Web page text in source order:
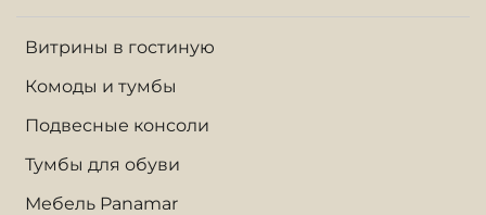
Витрины в гостиную
Комоды и тумбы
Подвесные консоли
Тумбы для обуви
Мебель Panamar